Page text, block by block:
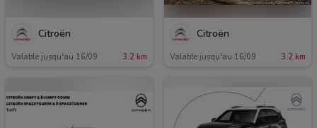
Citroën
Valable jusqu'au 16/09 3.2 km
Citroën
Valable jusqu'au 16/09 3.2 km